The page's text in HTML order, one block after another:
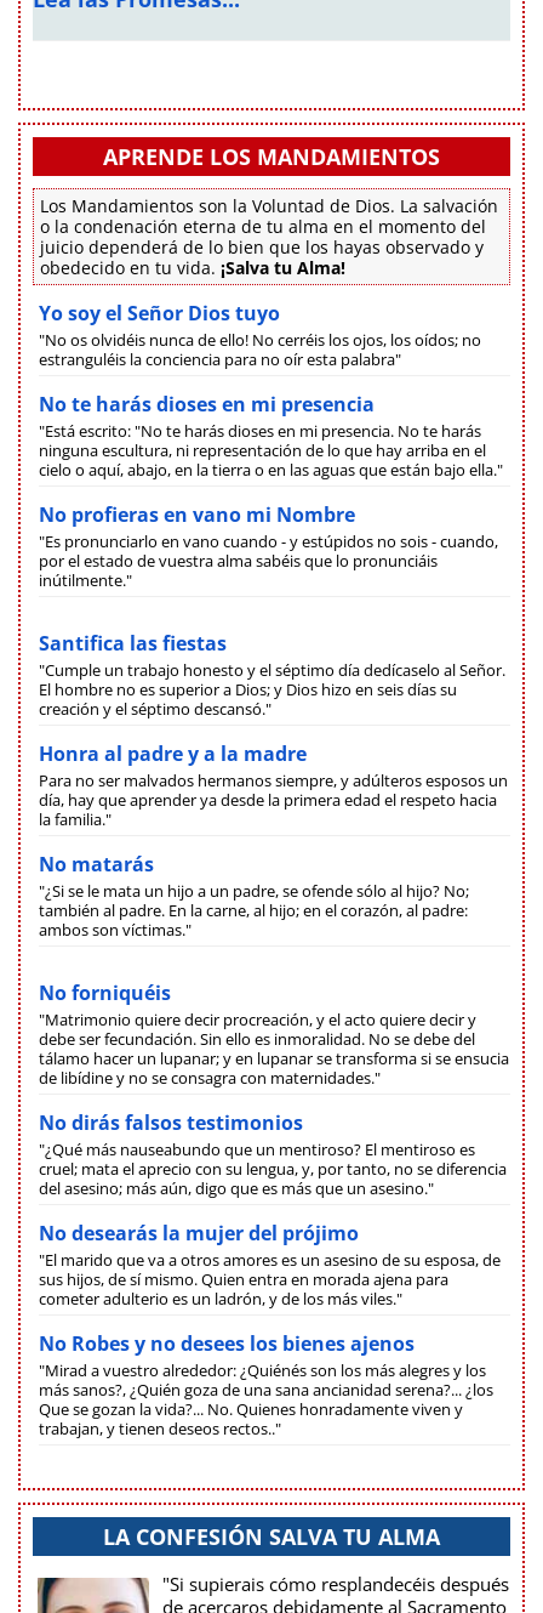
APRENDE LOS MANDAMIENTOS
Los Mandamientos son la Voluntad de Dios. La salvación
o la condenación eterna de tu alma en el momento del
juicio dependerá de lo bien que los hayas observado y
obedecido en tu vida. ¡Salva tu Alma!
Yo soy el Señor Dios tuyo
"No os olvidéis nunca de ello! No cerréis los ojos, los oídos; no
estranguléis la conciencia para no oír esta palabra"
No te harás dioses en mi presencia
"Está escrito: "No te harás dioses en mi presencia. No te harás
ninguna escultura, ni representación de lo que hay arriba en el
cielo o aquí, abajo, en la tierra o en las aguas que están bajo ella."
No profieras en vano mi Nombre
"Es pronunciarlo en vano cuando - y estúpidos no sois - cuando,
por el estado de vuestra alma sabéis que lo pronunciáis
inútilmente."
Santifica las fiestas
"Cumple un trabajo honesto y el séptimo día dedícaselo al Señor.
El hombre no es superior a Dios; y Dios hizo en seis días su
creación y el séptimo descansó."
Honra al padre y a la madre
Para no ser malvados hermanos siempre, y adúlteros esposos un
día, hay que aprender ya desde la primera edad el respeto hacia
la familia."
No matarás
"¿Si se le mata un hijo a un padre, se ofende sólo al hijo? No;
también al padre. En la carne, al hijo; en el corazón, al padre:
ambos son víctimas."
No forniquéis
"Matrimonio quiere decir procreación, y el acto quiere decir y
debe ser fecundación. Sin ello es inmoralidad. No se debe del
tálamo hacer un lupanar; y en lupanar se transforma si se ensucia
de libídine y no se consagra con maternidades."
No dirás falsos testimonios
"¿Qué más nauseabundo que un mentiroso? El mentiroso es
cruel; mata el aprecio con su lengua, y, por tanto, no se diferencia
del asesino; más aún, digo que es más que un asesino."
No desearás la mujer del prójimo
"El marido que va a otros amores es un asesino de su esposa, de
sus hijos, de sí mismo. Quien entra en morada ajena para
cometer adulterio es un ladrón, y de los más viles."
No Robes y no desees los bienes ajenos
"Mirad a vuestro alrededor: ¿Quiénés son los más alegres y los
más sanos?, ¿Quién goza de una sana ancianidad serena?... ¿los
Que se gozan la vida?... No. Quienes honradamente viven y
trabajan, y tienen deseos rectos.."
LA CONFESIÓN SALVA TU ALMA
"Si supierais cómo resplandecéis después
de acercaros debidamente al Sacramento